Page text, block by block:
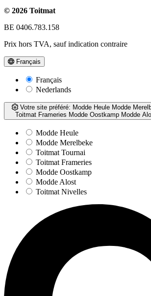
© 2026 Toitmat
BE 0406.783.158
Prix hors TVA, sauf indication contraire
Français
Français
Nederlands
Votre site préféré: Modde Heule Modde
Toitmat Frameries Modde Oostkamp Modde
Modde Heule
Modde Merelbeke
Toitmat Tournai
Toitmat Frameries
Modde Oostkamp
Modde Alost
Toitmat Nivelles